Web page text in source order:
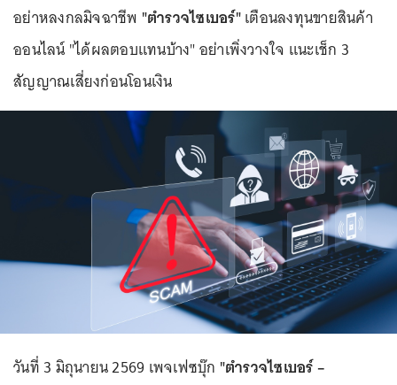
อย่าหลงกลมิจฉาชีพ "ตำรวจไซเบอร์"เตือนลงทุนขายสินค้า
ออนไลน์ "ได้ผลตอบแทนบ้าง" อย่าเพิ่งวางใจ แนะเช็ก 3
สัญญาณเสี่ยงก่อนโอนเงิน
วันที่ 3 มิถุนายน 2569 เพจเฟซบุ๊ก "ตำรวจไซเบอร์ –